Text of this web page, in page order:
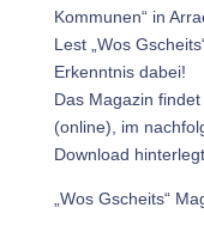
Kommunen“ in
Lest „Wos
Erkenntnis dabei!
Das Magazin
(online), im
Download
„Wos Gscheits“